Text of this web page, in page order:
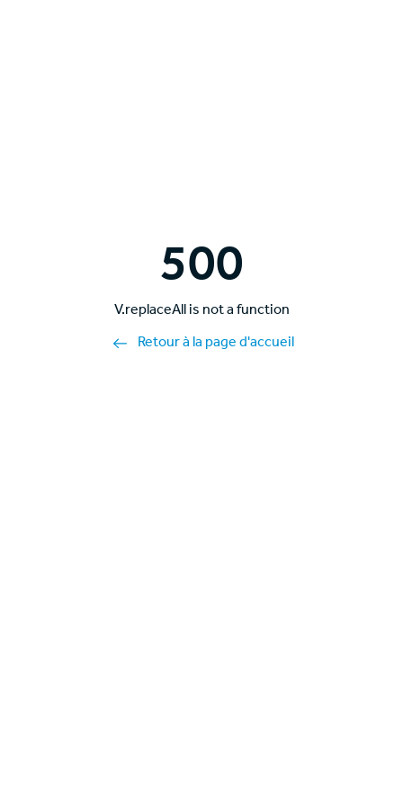
500
V.replaceAll is not a function
Retour à la page d'accueil